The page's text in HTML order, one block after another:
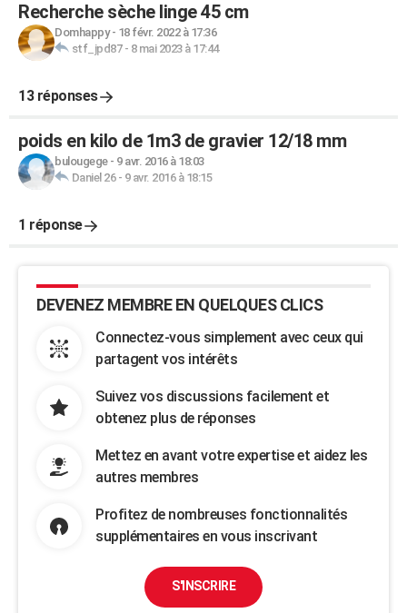
Recherche sèche linge 45 cm
Domhappy- 18 févr. 2022 à 17:36
stf_jpd87- 8 mai 2023 à 17:44
13 réponses
poids en kilo de 1m3 de gravier 12/18 mm
bulougege- 9 avr. 2016 à 18:03
Daniel 26- 9 avr. 2016 à 18:15
1 réponse
DEVENEZ MEMBRE EN QUELQUES CLICS
Connectez-vous simplement avec ceux qui
partagent vos intérêts
Suivez vos discussions facilement et
obtenez plus de réponses
Mettez en avant votre expertise et aidez les
autres membres
Profitez de nombreuses fonctionnalités
supplémentaires en vous inscrivant
S'INSCRIRE